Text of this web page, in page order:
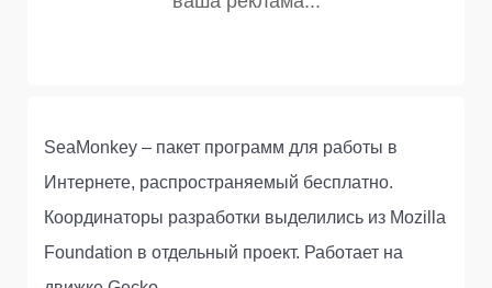
SeaMonkey – пакет программ для работы в
Интернете, распространяемый бесплатно.
Координаторы разработки выделились из Mozilla
Foundation в отдельный проект. Работает на